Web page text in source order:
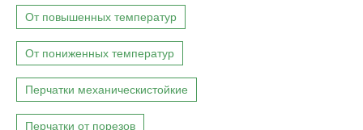
От повышенных температур
От пониженных температур
Перчатки механическистойкие
Перчатки от порезов